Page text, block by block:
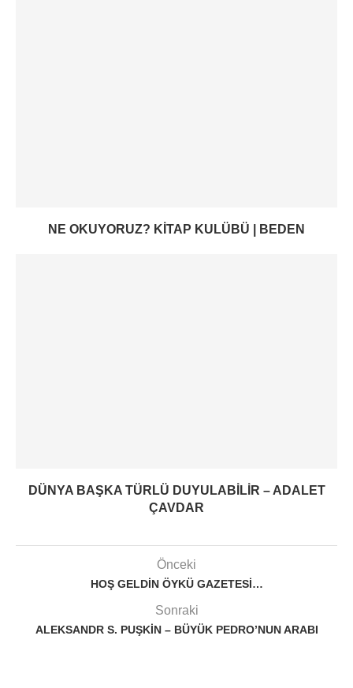
NE OKUYORUZ? KITAP KULÜBÜ | BEDEN
DÜNYA BAŞKA TÜRLÜ DUYULABILIR – ADALET
ÇAVDAR
Önceki
HOŞ GELDIN ÖYKÜ GAZETESI…
Sonraki
ALEKSANDR S. PUŞKIN – BÜYÜK PEDRO’NUN ARABI